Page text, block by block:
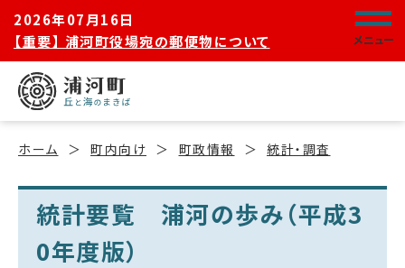
2026年07月16日
【重要】 浦河町役場宛の郵便物について
メニュー
ホーム 町内向け 町政情報 統計・調査
統計要覧 浦河の歩み（平成3
0年度版）